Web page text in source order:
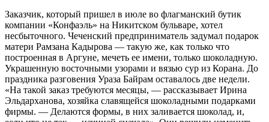
Заказчик, который пришел в июле во флагманский бутик
компании «Конфаэль» на Никитском бульваре, хотел
несбыточного. Чеченский предприниматель задумал подарок
матери Рамзана Кадырова — такую же, как только что
построенная в Аргуне, мечеть ее имени, только шоколадную.
Украшенную восточными узорами и вязью сур из Корана. До
праздника разговения Ураза Байрам оставалось две недели.
«На такой заказ требуются месяцы, — рассказывает Ирина
Эльдарханова, хозяйка славящейся шоколадными подарками
фирмы. — Делаются формы, в них заливается шоколад, и,